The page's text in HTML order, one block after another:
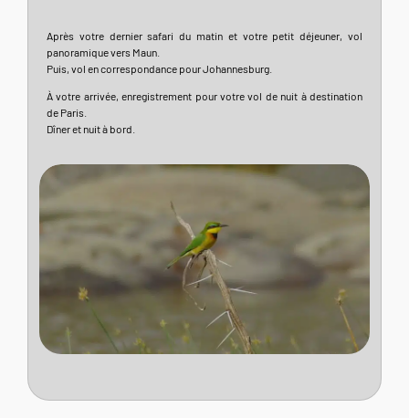
Après votre dernier safari du matin et votre petit déjeuner, vol
panoramique vers Maun.
Puis, vol en correspondance pour Johannesburg.
À votre arrivée, enregistrement pour votre vol de nuit à destination
de Paris.
Dîner et nuit à bord.